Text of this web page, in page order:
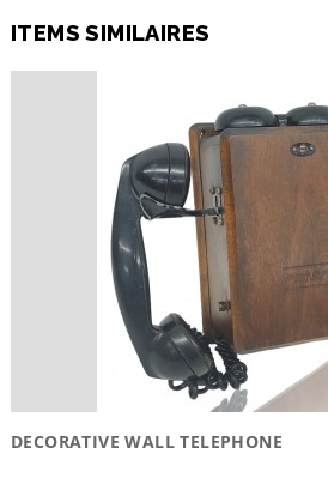
ITEMS SIMILAIRES
DECORATIVE WALL TELEPHONE